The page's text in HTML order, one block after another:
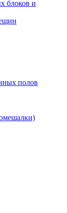
блоков и
полов